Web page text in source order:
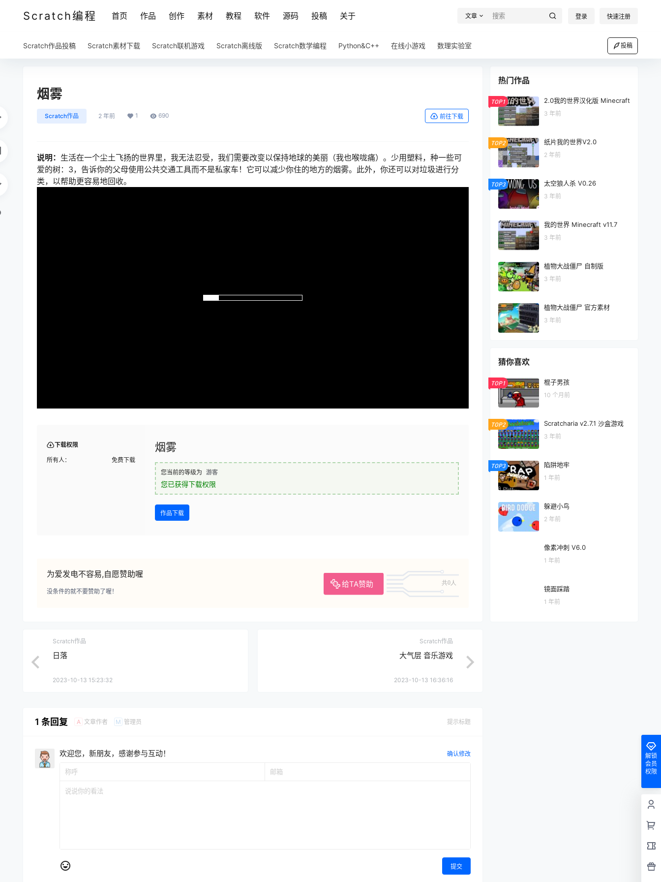
Scratch编程 首页 作品 创作 素材 教程 软件 源码 投稿 关于 文章 登录 快速注册
Scratch作品投稿 Scratch素材下载 Scratch联机游戏 Scratch离线版 Scratch数学编程 Python&C++ 在线小游戏 数理实验室 投稿
烟雾
Scratch作品 2 年前 1 690 前往下载
说明： 生活在一个尘土飞扬的世界里，我无法忍受，我们需要改变以保持地球的美丽（我也喉咙痛）。少用塑料，种一些可
爱的树：3，告诉你的父母使用公共交通工具而不是私家车！它可以减少你住的地方的烟雾。此外，你还可以对垃圾进行分
类，以帮助更容易地回收。
下载权限
所有人： 免费下载
烟雾
您当前的等级为 游客
您已获得下载权限
作品下载
为爱发电不容易,自愿赞助喔
给TA赞助 共0人
没条件的就不要赞助了喔！
Scratch作品
日落
2023-10-13 15:23:32
Scratch作品
大气层 音乐游戏
2023-10-13 16:36:16
1 条回复 A 文章作者 M 管理员 提示标题
欢迎您，新朋友，感谢参与互动！ 确认修改
提交
热门作品
TOP1 2.0我的世界汉化版 Minecraft
3 年前
TOP2 纸片我的世界V2.0
2 年前
TOP3 太空狼人杀 V0.26
3 年前
我的世界 Minecraft v11.7
3 年前
植物大战僵尸 自制版
3 年前
植物大战僵尸 官方素材
3 年前
猜你喜欢
TOP1 棍子男孩
10 个月前
TOP2 Scratcharia v2.7.1 沙盒游戏
3 年前
TOP3 陷阱地牢
1 年前
躲避小鸟
2 年前
像素冲刺 V6.0
1 年前
镜面踩踏
1 年前
解锁
会员
权限